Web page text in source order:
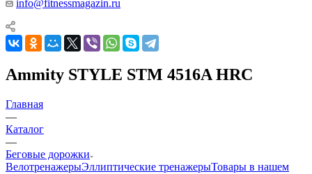
info@fitnessmagazin.ru
Ammity STYLE STM 4516A HRC
Главная
—
Каталог
—
Беговые дорожки
ВелотренажерыЭллиптические тренажерыТовары в нашем